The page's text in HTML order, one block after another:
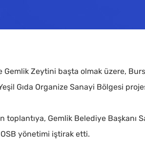
tuşuna basınız
Gemlik Zeytini başta olmak üzere,
Gıda Organize Sanayi Bölgesi
toplantıya, Gemlik Belediye Başkanı
OSB yönetimi iştirak etti.